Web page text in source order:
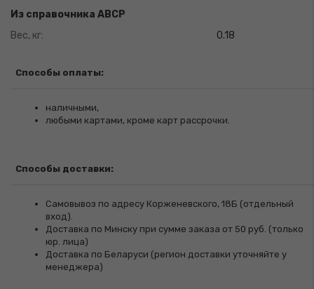
Из справочника ABCP
Вес, кг:
0.18
Способы оплаты:
наличными,
любыми картами, кроме карт рассрочки.
Способы доставки:
Самовывоз по адресу Корженевского, 18Б (отдельный
вход).
Доставка по Минску при сумме заказа от 50 руб. (только
юр. лица)
Доставка по Беларуси (регион доставки уточняйте у
менеджера)